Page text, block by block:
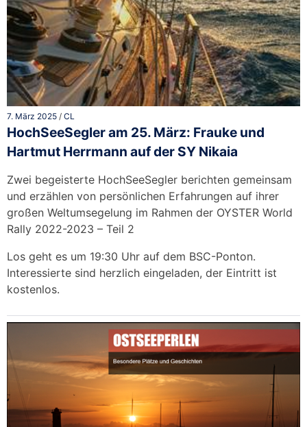
7. März 2025 / CL
HochSeeSegler am 25. März: Frauke und
Hartmut Herrmann auf der SY Nikaia
Zwei begeisterte HochSeeSegler berichten gemeinsam
und erzählen von persönlichen Erfahrungen auf ihrer
großen Weltumsegelung im Rahmen der OYSTER World
Rally 2022-2023 – Teil 2
Los geht es um 19:30 Uhr auf dem BSC-Ponton.
Interessierte sind herzlich eingeladen, der Eintritt ist
kostenlos.